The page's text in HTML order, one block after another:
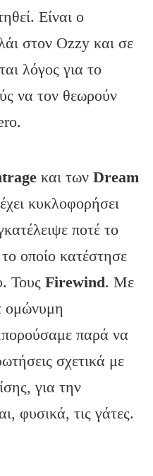
Είναι ο
στον Ozzy και σε
λόγος για το
να τον θεωρούν
και των Dream
κυκλοφορήσει
ποτέ το
οποίο κατέστησε
Τους Firewind. Με
ομώνυμη
παρά να
σχετικά με
για την
φυσικά, τις γάτες.